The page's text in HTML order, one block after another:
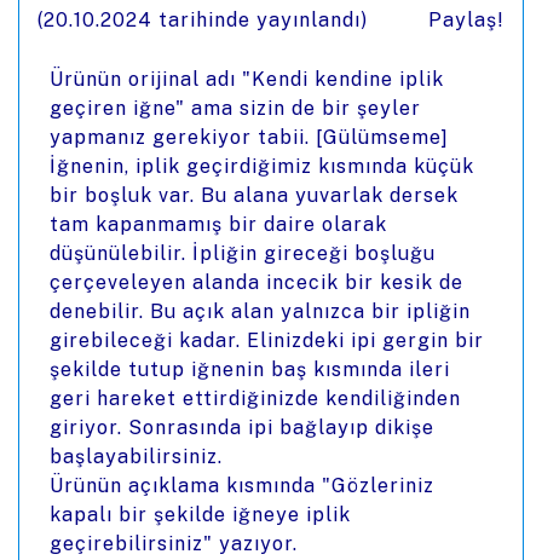
(20.10.2024 tarihinde yayınlandı) Paylaş!
Ürünün orijinal adı "Kendi kendine iplik
geçiren iğne" ama sizin de bir şeyler
yapmanız gerekiyor tabii. [Gülümseme]
İğnenin, iplik geçirdiğimiz kısmında küçük
bir boşluk var. Bu alana yuvarlak dersek
tam kapanmamış bir daire olarak
düşünülebilir. İpliğin gireceği boşluğu
çerçeveleyen alanda incecik bir kesik de
denebilir. Bu açık alan yalnızca bir ipliğin
girebileceği kadar. Elinizdeki ipi gergin bir
şekilde tutup iğnenin baş kısmında ileri
geri hareket ettirdiğinizde kendiliğinden
giriyor. Sonrasında ipi bağlayıp dikişe
başlayabilirsiniz.
Ürünün açıklama kısmında "Gözleriniz
kapalı bir şekilde iğneye iplik
geçirebilirsiniz" yazıyor.